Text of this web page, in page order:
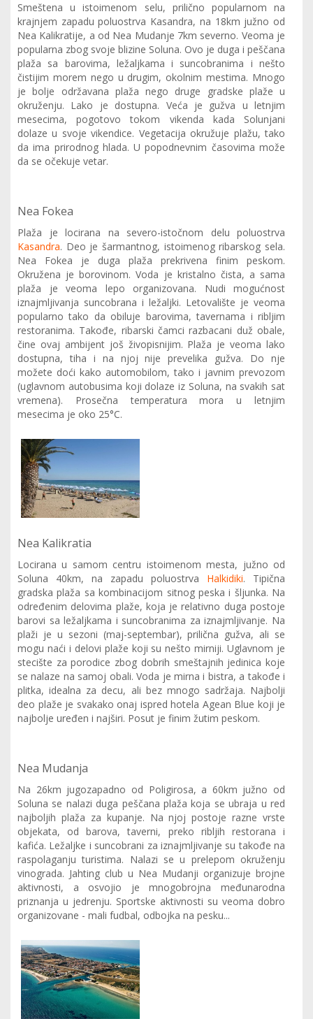
Smeštena u istoimenom selu, prilično popularnom na
krajnjem zapadu poluostrva Kasandra, na 18km južno od
Nea Kalikratije, a od Nea Mudanje 7km severno. Veoma je
popularna zbog svoje blizine Soluna. Ovo je duga i peščana
plaža sa barovima, ležaljkama i suncobranima i nešto
čistijim morem nego u drugim, okolnim mestima. Mnogo
je bolje održavana plaža nego druge gradske plaže u
okruženju. Lako je dostupna. Veća je gužva u letnjim
mesecima, pogotovo tokom vikenda kada Solunjani
dolaze u svoje vikendice. Vegetacija okružuje plažu, tako
da ima prirodnog hlada. U popodnevnim časovima može
da se očekuje vetar.
Nea Fokea
Plaža je locirana na severo-istočnom delu poluostrva
Kasandra. Deo je šarmantnog, istoimenog ribarskog sela.
Nea Fokea je duga plaža prekrivena finim peskom.
Okružena je borovinom. Voda je kristalno čista, a sama
plaža je veoma lepo organizovana. Nudi mogućnost
iznajmljivanja suncobrana i ležaljki. Letovalište je veoma
popularno tako da obiluje barovima, tavernama i ribljim
restoranima. Takođe, ribarski čamci razbacani duž obale,
čine ovaj ambijent još živopisnijim. Plaža je veoma lako
dostupna, tiha i na njoj nije prevelika gužva. Do nje
možete doći kako automobilom, tako i javnim prevozom
(uglavnom autobusima koji dolaze iz Soluna, na svakih sat
vremena). Prosečna temperatura mora u letnjim
mesecima je oko 25°C.
Nea Kalikratia
Locirana u samom centru istoimenom mesta, južno od
Soluna 40km, na zapadu poluostrva Halkidiki. Tipična
gradska plaža sa kombinacijom sitnog peska i šljunka. Na
određenim delovima plaže, koja je relativno duga postoje
barovi sa ležaljkama i suncobranima za iznajmljivanje. Na
plaži je u sezoni (maj-septembar), prilična gužva, ali se
mogu naći i delovi plaže koji su nešto mirniji. Uglavnom je
stecište za porodice zbog dobrih smeštajnih jedinica koje
se nalaze na samoj obali. Voda je mirna i bistra, a takođe i
plitka, idealna za decu, ali bez mnogo sadržaja. Najbolji
deo plaže je svakako onaj ispred hotela Agean Blue koji je
najbolje uređen i najširi. Posut je finim žutim peskom.
Nea Mudanja
Na 26km jugozapadno od Poligirosa, a 60km južno od
Soluna se nalazi duga peščana plaža koja se ubraja u red
najboljih plaža za kupanje. Na njoj postoje razne vrste
objekata, od barova, taverni, preko ribljih restorana i
kafića. Ležaljke i suncobrani za iznajmljivanje su takođe na
raspolaganju turistima. Nalazi se u prelepom okruženju
vinograda. Jahting club u Nea Mudanji organizuje brojne
aktivnosti, a osvojio je mnogobrojna međunarodna
priznanja u jedrenju. Sportske aktivnosti su veoma dobro
organizovane - mali fudbal, odbojka na pesku...